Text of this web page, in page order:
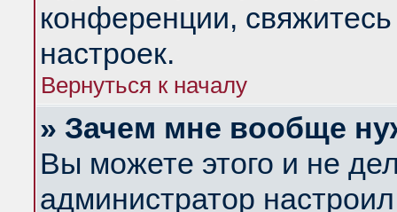
конференции,
настроек.
Вернуться к началу
» Зачем мне вообще
Вы можете этого и не
администратор